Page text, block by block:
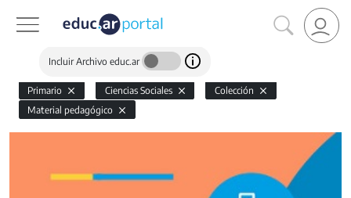
Incluir Archivo educ.ar
Primario Ciencias Sociales
Colección
Material pedagógico